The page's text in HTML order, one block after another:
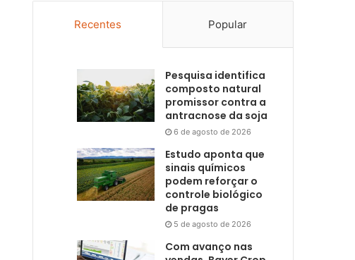
Recentes Popular
Pesquisa identifica
composto natural
promissor contra a
antracnose da soja
6 de agosto de 2026
Estudo aponta que
sinais químicos
podem reforçar o
controle biológico
de pragas
5 de agosto de 2026
Com avanço nas